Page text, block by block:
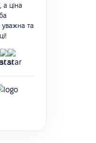
а ціна
уважна та